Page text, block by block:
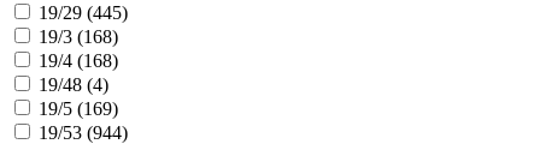
19/29 (445)
19/3 (168)
19/4 (168)
19/48 (4)
19/5 (169)
19/53 (944)